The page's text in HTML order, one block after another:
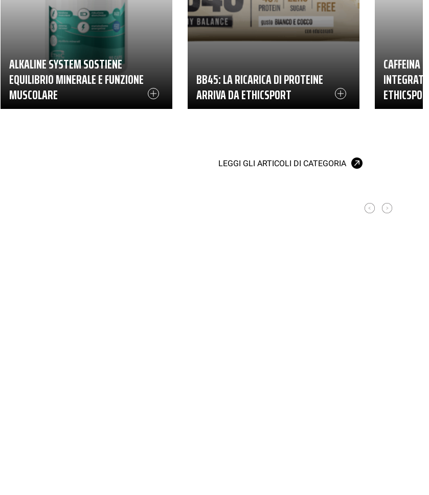
ALKALINE SYSTEM SOSTIENE
EQUILIBRIO MINERALE E FUNZIONE
MUSCOLARE
BB45: LA RICARICA DI PROTEINE
ARRIVA DA ETHICSPORT
CAFFEINA
LEGGI GLI ARTICOLI DI CATEGORIA